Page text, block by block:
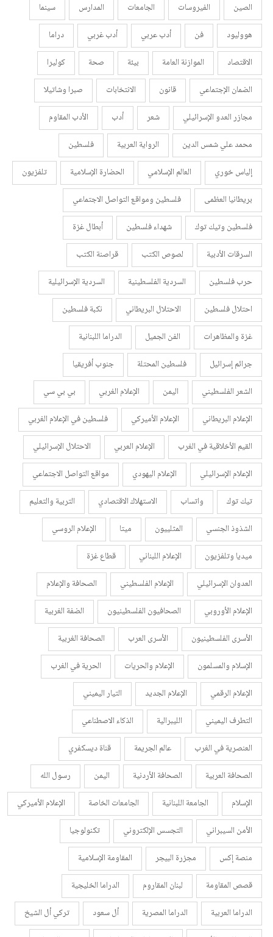
الصين
الفيروسات الجامعات المدارس
سينما
هووليود
فن أدب عربي أدب غربي
دراما
الاقتصاد
الموازنة العامة بيئة صحة
كوليرا
الضمان الإجتماعي
قانون الانتخابات
صبرا وشاتيلا
مجازر العدو الإسرائيلي
شعر أدب
الأدب المقاوم
محمد علي شمس الدين
الرواية العربية
فلسطين
إلياس خوري
العالم الإسلامي الحضارة الإسلامية
تلفزيون
بريطانيا العظمى
فلسطين ومواقع التواصل الاجتماعي
فلسطين وتيك توك
شهداء فلسطين
أبطال غزة
السرقات الأدبية
لصوص الكتب
قراصنة الكتب
حرب فلسطين
السردية الفلسطينية
السردية الإسرائيلية
احتلال فلسطين
الاحتلال البريطاني
نكبة فلسطين
غزة والمظاهرات
الفن الجميل
الدراما اللبنانية
جرائم إسرائيل
فلسطين المحتلة
جنوب أفريقيا
الشعر الفلسطيني
اليمن الإعلام الغربي
بي بي سي
الإعلام البريطاني
الإعلام الأميركي
فلسطين في الإعلام الغربي
القيم الأخلاقية في الغرب
الإعلام العربي
الاحتلال الإسرائيلي
الإعلام الإسرائيلي
الإعلام اليهودي
مواقع التواصل الاجتماعي
تيك توك
واتساب الاستهلاك الاقتصادي
التربية والتعليم
الشذوذ الجنسي
المثلييون ميتا
الإعلام الروسي
ميديا وتلفزيون
الإعلام اللبناني
قطاع غزة
العدوان الإسرائيلي
الإعلام الفلسطيني
الصحافة والإعلام
الإعلام الأوروبي
الصحافيون الفلسطينيون
الضفة الغربية
الأسرى الفلسطينيون
الأسرى العرب
الصحافة الغربية
الإسلام والمسلمون
الإعلام والحريات
الحرية في الغرب
الإعلام الرقمي
الإعلام الجديد
التيار اليميني
التطرف اليميني
الليبرالية
الذكاء الاصطناعي
العنصرية في الغرب
عالم الجريمة
قناة ديسكفري
الصحافة العربية
الصحافة الأردنية اليمن
رسول الله
الإسلام
الجامعة اللبنانية الجامعات الخاصة
الإعلام الأميركي
الأمن السيبراني
التجسس الإلكتروني
تكنولوجيا
منصة إكس
مجزرة البيجر
المقاومة الإسلامية
قصص المقاومة
لبنان المقاروم
الدراما الخليجية
الدراما العربية
الدراما المصرية أل سعود
تركي أل الشيخ